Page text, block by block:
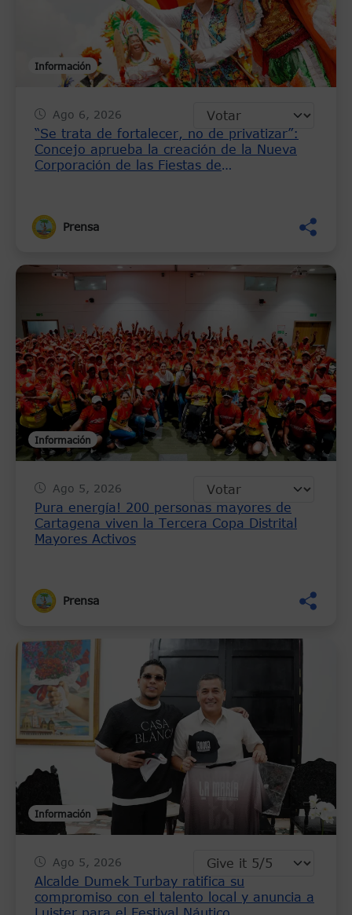
Información
Ago 6, 2026
“Se trata de fortalecer, no de privatizar”:
Concejo aprueba la creación de la Nueva
Corporación de las Fiestas de
Prensa
Información
Ago 5, 2026
Pura energía! 200 personas mayores de
Cartagena viven la Tercera Copa Distrital
Mayores Activos
Prensa
Información
Ago 5, 2026
Alcalde Dumek Turbay ratifica su
compromiso con el talento local y anuncia a